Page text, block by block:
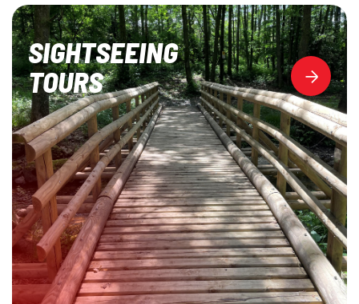
SIGHTSEEING
TOURS